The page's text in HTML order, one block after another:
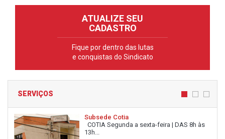
ATUALIZE SEU
CADASTRO
Fique por dentro das lutas
e conquistas do Sindicato
SERVIÇOS
Subsede Cotia
COTIA Segunda a sexta-feira | DAS 8h às
13h...